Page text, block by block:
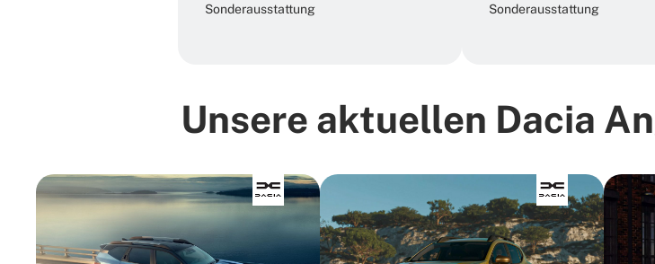
Sonderausstattung
Sonderausstattung
Unsere aktuellen Dacia